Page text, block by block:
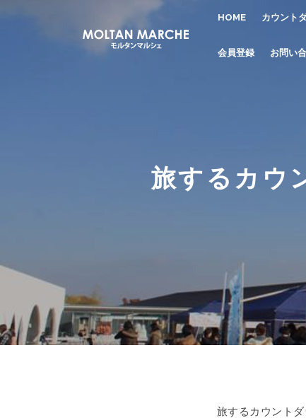
HOME カウント
会員登録 お問い
旅するカウ
旅するカウント